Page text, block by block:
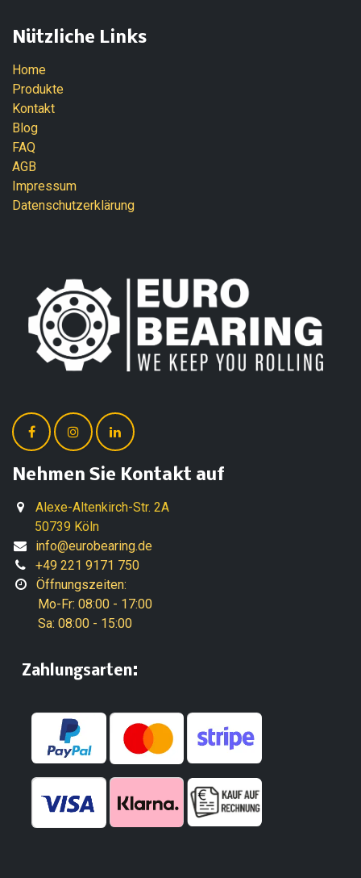
Nützliche Links
Home
Produkte
Kontakt
Blog
FAQ
AGB
Impressum
Datenschutzerklärung
Nehmen Sie Kontakt auf
Alexe-Altenkirch-Str. 2A
50739 Köln
info@eurobearing.de
+49 221 9171 750
Öffnungszeiten:
Mo-Fr: 08:00 - 17:00
Sa: 08:00 - 15:00
​Zahlungsarten: